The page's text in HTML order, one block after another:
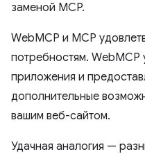
заменой MCP.
WebMCP и MCP
потребностям. WebMCP
приложения и
дополнительные
вашим веб-сайтом.
Удачная аналогия —